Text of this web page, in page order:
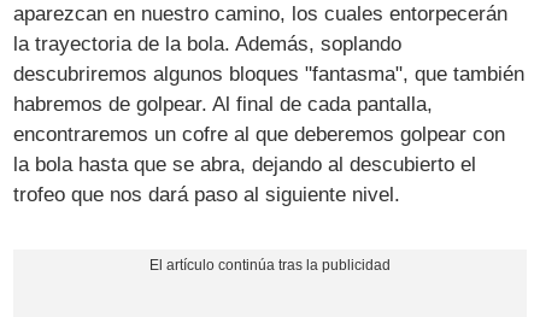
aparezcan en nuestro camino, los cuales entorpecerán
la trayectoria de la bola. Además, soplando
descubriremos algunos bloques "fantasma", que también
habremos de golpear. Al final de cada pantalla,
encontraremos un cofre al que deberemos golpear con
la bola hasta que se abra, dejando al descubierto el
trofeo que nos dará paso al siguiente nivel.